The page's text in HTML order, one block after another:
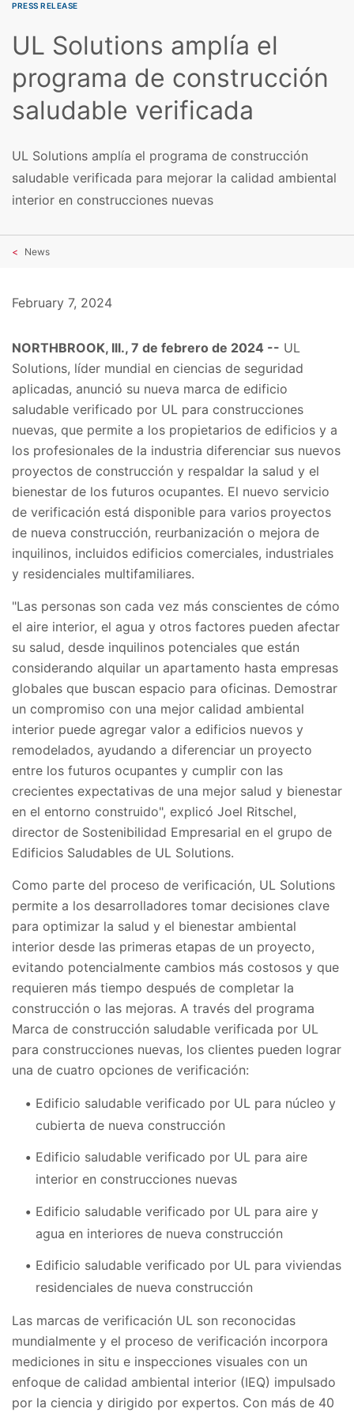
PRESS RELEASE
UL Solutions amplía el
programa de construcción
saludable verificada
UL Solutions amplía el programa de construcción
saludable verificada para mejorar la calidad ambiental
interior en construcciones nuevas
News
February 7, 2024
NORTHBROOK, Ill., 7 de febrero de 2024 -- UL
Solutions, líder mundial en ciencias de seguridad
aplicadas, anunció su nueva marca de edificio
saludable verificado por UL para construcciones
nuevas, que permite a los propietarios de edificios y a
los profesionales de la industria diferenciar sus nuevos
proyectos de construcción y respaldar la salud y el
bienestar de los futuros ocupantes. El nuevo servicio
de verificación está disponible para varios proyectos
de nueva construcción, reurbanización o mejora de
inquilinos, incluidos edificios comerciales, industriales
y residenciales multifamiliares.
"Las personas son cada vez más conscientes de cómo
el aire interior, el agua y otros factores pueden afectar
su salud, desde inquilinos potenciales que están
considerando alquilar un apartamento hasta empresas
globales que buscan espacio para oficinas. Demostrar
un compromiso con una mejor calidad ambiental
interior puede agregar valor a edificios nuevos y
remodelados, ayudando a diferenciar un proyecto
entre los futuros ocupantes y cumplir con las
crecientes expectativas de una mejor salud y bienestar
en el entorno construido", explicó Joel Ritschel,
director de Sostenibilidad Empresarial en el grupo de
Edificios Saludables de UL Solutions.
Como parte del proceso de verificación, UL Solutions
permite a los desarrolladores tomar decisiones clave
para optimizar la salud y el bienestar ambiental
interior desde las primeras etapas de un proyecto,
evitando potencialmente cambios más costosos y que
requieren más tiempo después de completar la
construcción o las mejoras. A través del programa
Marca de construcción saludable verificada por UL
para construcciones nuevas, los clientes pueden lograr
una de cuatro opciones de verificación:
Edificio saludable verificado por UL para núcleo y
cubierta de nueva construcción
Edificio saludable verificado por UL para aire
interior en construcciones nuevas
Edificio saludable verificado por UL para aire y
agua en interiores de nueva construcción
Edificio saludable verificado por UL para viviendas
residenciales de nueva construcción
Las marcas de verificación UL son reconocidas
mundialmente y el proceso de verificación incorpora
mediciones in situ e inspecciones visuales con un
enfoque de calidad ambiental interior (IEQ) impulsado
por la ciencia y dirigido por expertos. Con más de 40